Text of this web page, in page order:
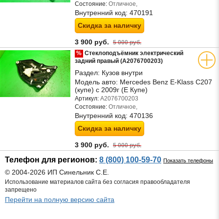
Состояние: Отличное,
Внутренний код: 470191
Скидка за наличку
3 900 руб. 5 000 руб.
% Стеклоподъёмник электрический
задний правый (A2076700203)
Раздел: Кузов внутри
Модель авто: Mercedes Benz E-Klass C207
(купе) с 2009г (Е Купе)
Артикул: A2076700203
Состояние: Отличное,
Внутренний код: 470136
Скидка за наличку
3 900 руб. 5 000 руб.
Телефон для регионов: 8 (800) 100-59-70 Показать телефоны
© 2004-2026 ИП Синельник С.Е.
Использование материалов сайта без согласия правообладателя
запрещено
Перейти на полную версию сайта